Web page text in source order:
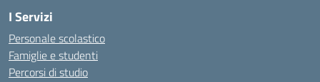
I Servizi
Personale scolastico
Famiglie e studenti
Percorsi di studio